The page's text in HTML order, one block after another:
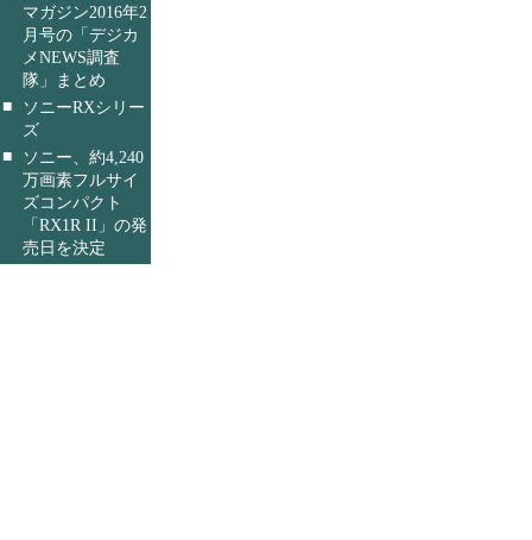
マガジン2016年2
月号の「デジカ
メNEWS調査
隊」まとめ
■
ソニーRXシリー
ズ
■
ソニー、約4,240
万画素フルサイ
ズコンパクト
「RX1R II」の発
売日を決定